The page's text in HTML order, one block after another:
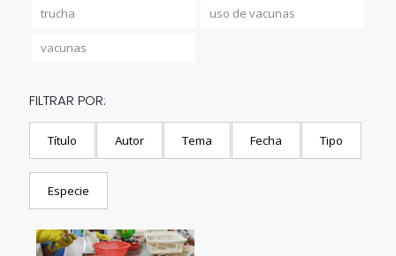
trucha uso de vacunas
vacunas
FILTRAR POR:
Título Autor Tema Fecha Tipo
Especie